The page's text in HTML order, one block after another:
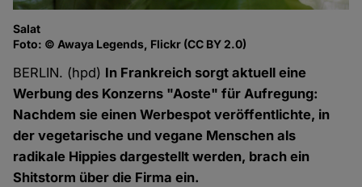
Salat
Foto: © Awaya Legends, Flickr (CC BY 2.0)
BERLIN. (hpd) In Frankreich sorgt aktuell eine
Werbung des Konzerns "Aoste" für Aufregung:
Nachdem sie einen Werbespot veröffentlichte, in
der vegetarische und vegane Menschen als
radikale Hippies dargestellt werden, brach ein
Shitstorm über die Firma ein.